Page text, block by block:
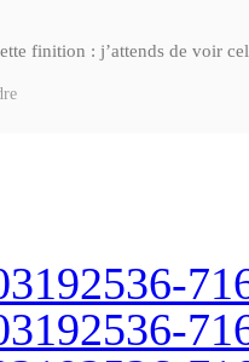
finition : j’attends de voir